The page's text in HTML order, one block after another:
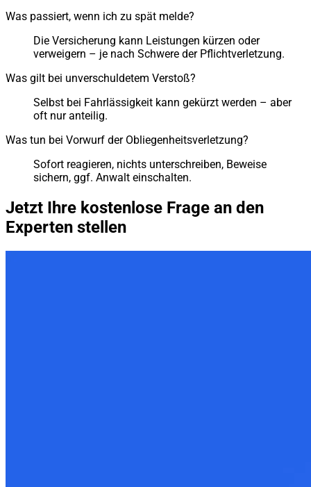
Was passiert, wenn ich zu spät melde?
Die Versicherung kann Leistungen kürzen oder
verweigern – je nach Schwere der Pflichtverletzung.
Was gilt bei unverschuldetem Verstoß?
Selbst bei Fahrlässigkeit kann gekürzt werden – aber
oft nur anteilig.
Was tun bei Vorwurf der Obliegenheitsverletzung?
Sofort reagieren, nichts unterschreiben, Beweise
sichern, ggf. Anwalt einschalten.
Jetzt Ihre kostenlose Frage an den
Experten stellen